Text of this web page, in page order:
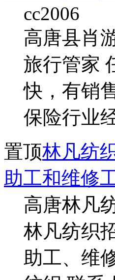
cc2006
高唐县肖
旅行管家
快，有销
保险行业
置顶林凡纺
助工和维修
高唐林凡
林凡纺织
助工、维